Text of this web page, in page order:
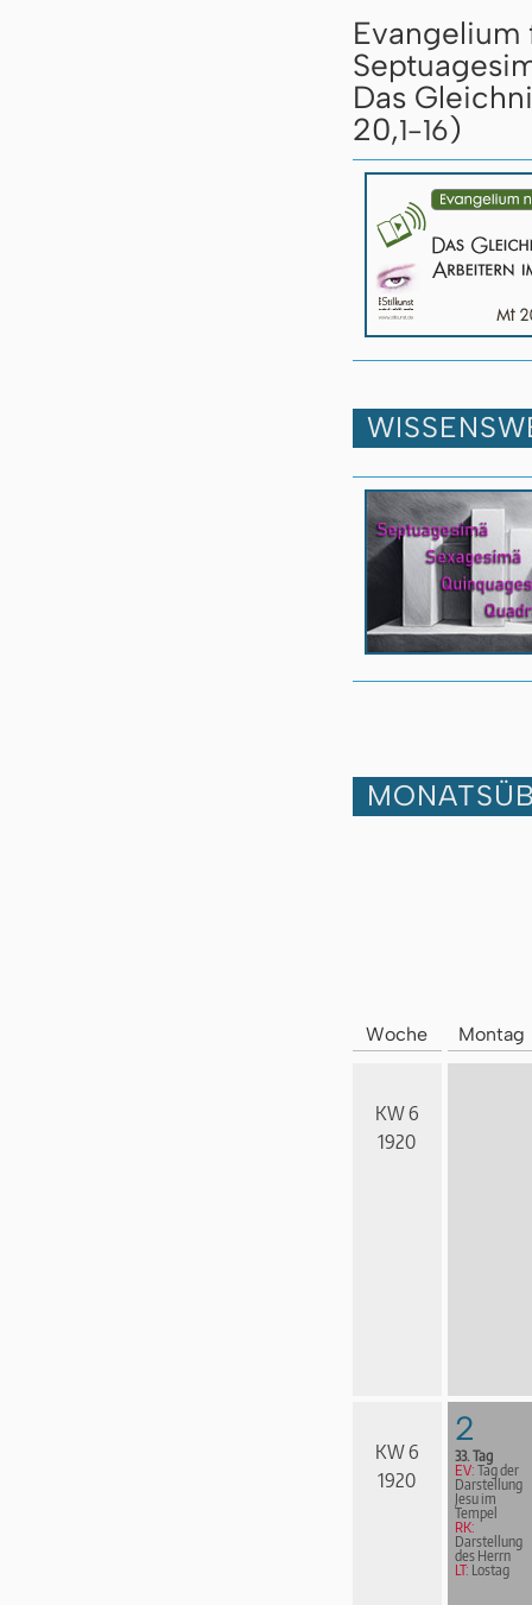
Das
20,1-16)
Woche Montag
KW 6
1920
KW 6
1920
2
33. Tag
EV: Tag der
Darstellung
Jesu im
Tempel
RK:
Darstellung
des Herrn
LT: Lostag